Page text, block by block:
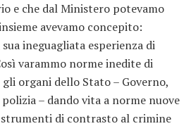
e che dal Ministero potevamo
avevamo concepito:
ineguagliata esperienza di
varammo norme inedite di
organi dello Stato – Governo,
– dando vita a norme nuove
strumenti di contrasto al crimine